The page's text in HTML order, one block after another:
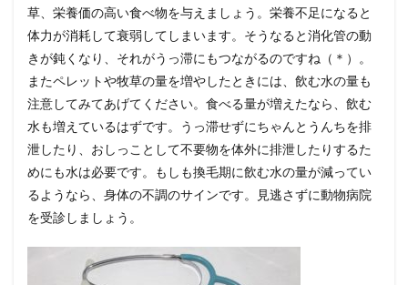
草、栄養価の高い食べ物を与えましょう。栄養不足になると
体力が消耗して衰弱してしまいます。そうなると消化管の動
きが鈍くなり、それがうっ滞にもつながるのですね（＊）。
またペレットや牧草の量を増やしたときには、飲む水の量も
注意してみてあげてください。食べる量が増えたなら、飲む
水も増えているはずです。うっ滞せずにちゃんとうんちを排
泄したり、おしっことして不要物を体外に排泄したりするた
めにも水は必要です。もしも換毛期に飲む水の量が減ってい
るようなら、身体の不調のサインです。見逃さずに動物病院
を受診しましょう。